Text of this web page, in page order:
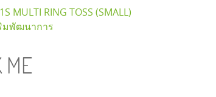
MULTI RING TOSS (SMALL)
มพัฒนาการ